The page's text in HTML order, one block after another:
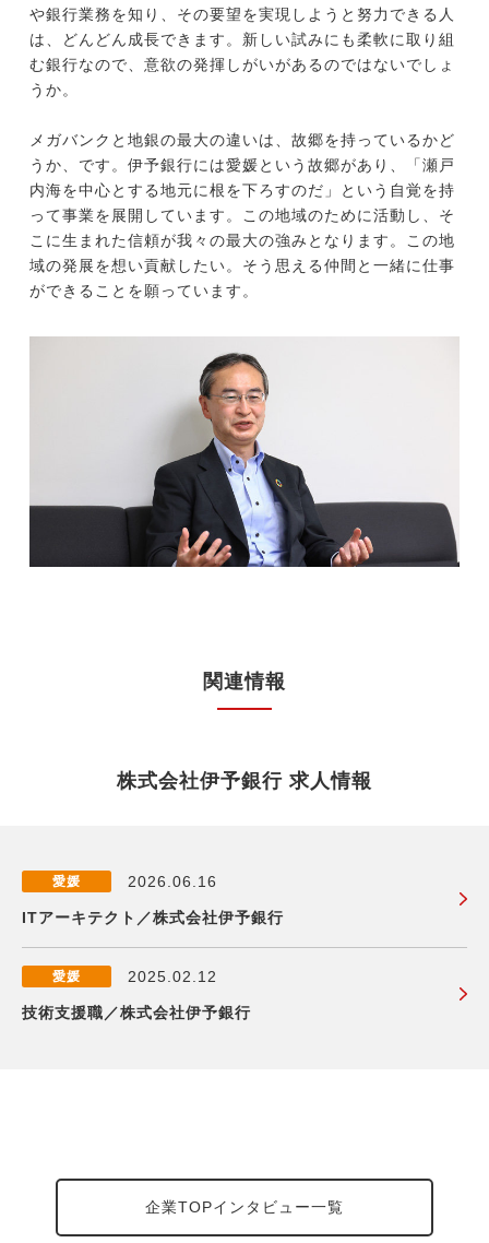
や銀行業務を知り、その要望を実現しようと努力できる人
は、どんどん成長できます。新しい試みにも柔軟に取り組
む銀行なので、意欲の発揮しがいがあるのではないでしょ
うか。
メガバンクと地銀の最大の違いは、故郷を持っているかど
うか、です。伊予銀行には愛媛という故郷があり、「瀬戸
内海を中心とする地元に根を下ろすのだ」という自覚を持
って事業を展開しています。この地域のために活動し、そ
こに生まれた信頼が我々の最大の強みとなります。この地
域の発展を想い貢献したい。そう思える仲間と一緒に仕事
ができることを願っています。
関連情報
株式会社伊予銀行 求人情報
愛媛 2026.06.16
ITアーキテクト／株式会社伊予銀行
愛媛 2025.02.12
技術支援職／株式会社伊予銀行
企業TOPインタビュー一覧